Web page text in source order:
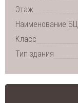
Этаж
Наименование БЦ
Класс
Тип здания